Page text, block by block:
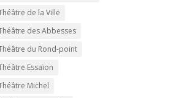
de la Ville
des Abbesses
du Rond-point
Essaïon
Michel